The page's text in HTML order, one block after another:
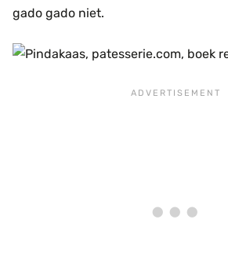
gado gado niet.